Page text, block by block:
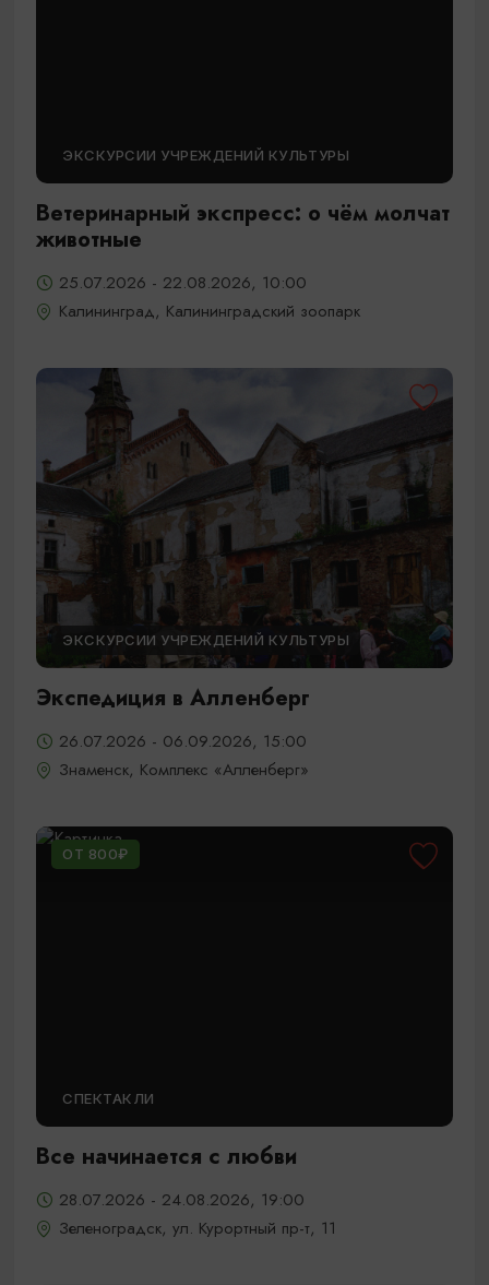
ЭКСКУРСИИ УЧРЕЖДЕНИЙ КУЛЬТУРЫ
Ветеринарный экспресс: о чём молчат
животные
25.07.2026 - 22.08.2026, 10:00
Калининград, Калининградский зоопарк
ЭКСКУРСИИ УЧРЕЖДЕНИЙ КУЛЬТУРЫ
Экспедиция в Алленберг
26.07.2026 - 06.09.2026, 15:00
Знаменск, Комплекс «Алленберг»
ОТ 800₽
СПЕКТАКЛИ
Все начинается с любви
28.07.2026 - 24.08.2026, 19:00
Зеленоградск, ул. Курортный пр-т, 11